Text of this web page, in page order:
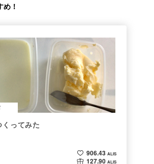
！
ってみた
906.43 ALIS
127.90 ALIS